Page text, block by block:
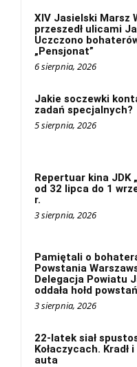
XIV Jasielski Marsz
przeszedł ulicami
Uczczono
„Pensjonat”
6 sierpnia, 2026
Jakie soczewki
zadań specjalnych?
5 sierpnia, 2026
Repertuar kina JDK
od 32 lipca do 1
r.
3 sierpnia, 2026
Pamiętali o
Powstania
Delegacja Powiatu
oddała hołd
3 sierpnia, 2026
22-latek siał
Kołaczycach. Kradł
auta